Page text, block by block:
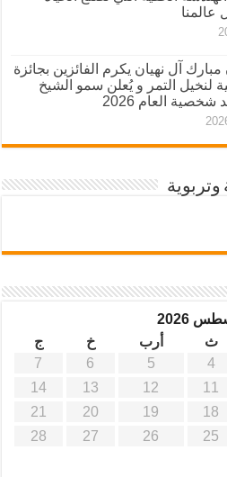
عالمنا
مبارك آل نهيان يكرم الفائزين بجائزة
لنخيل التمر و يُعلن سمو الشيخ
شخصية العام 2026
2026
ث أرب خ
ج
4
5
6
7
11
12
13
14
18
19
20
21
25
26
27
28